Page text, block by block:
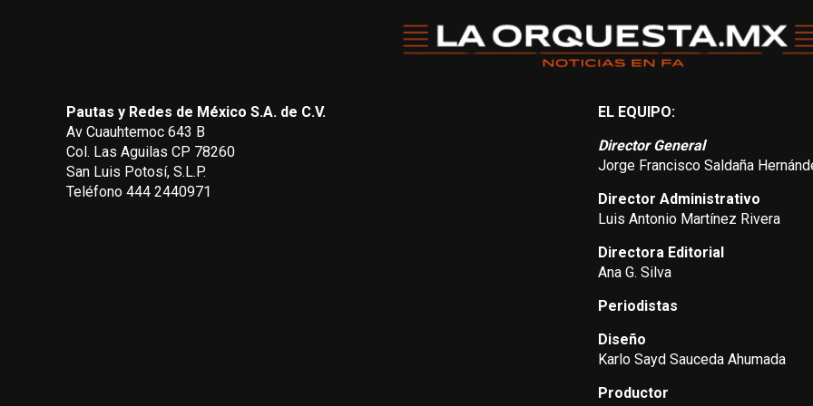
Pautas y Redes de México S.A. de C.V.
Av Cuauhtemoc 643 B
Col. Las Aguilas CP 78260
San Luis Potosí, S.L.P.
Teléfono 444 2440971
EL EQUIPO:
Director General
Jorge Francisco Saldaña
Director Administrativo
Luis Antonio Martínez Rivera
Directora Editorial
Ana G. Silva
Periodistas
Diseño
Karlo Sayd Sauceda Ahumada
Productor